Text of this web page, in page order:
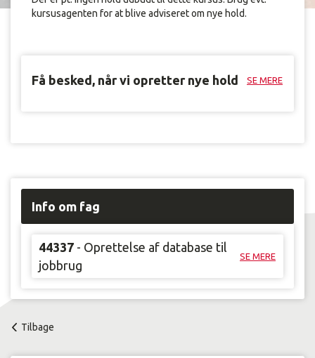
kursusagenten for at blive adviseret om nye hold.
Få besked, når vi opretter nye hold SE MERE
Info om fag
44337 - Oprettelse af database til
jobbrug
SE MERE
Tilbage